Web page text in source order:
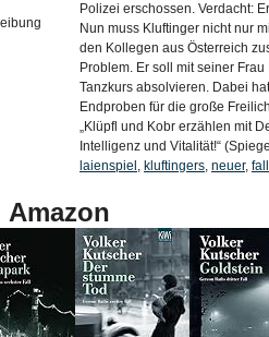
Polizei erschossen. Verdacht:
Nun muss Kluftinger nicht nur
den Kollegen aus Österreich
Problem. Er soll mit seiner
Tanzkurs absolvieren. Dabei
Endproben für die große
„Klüpfl und Kobr erzählen mit
Intelligenz und Vitalität!“
laienspiel , kluftingers, neuer, fall
Amazon